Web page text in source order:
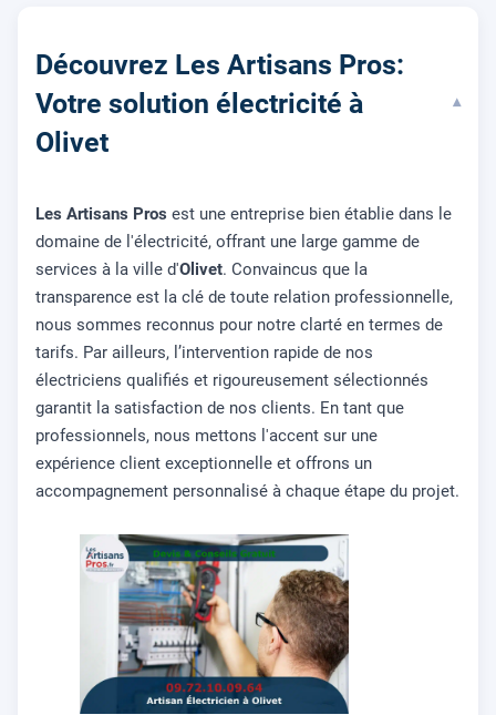
Découvrez Les Artisans Pros:
Votre solution électricité à
Olivet
▾
Les Artisans Pros est une entreprise bien établie dans le
domaine de l'électricité, offrant une large gamme de
services à la ville d'Olivet. Convaincus que la
transparence est la clé de toute relation professionnelle,
nous sommes reconnus pour notre clarté en termes de
tarifs. Par ailleurs, l’intervention rapide de nos
électriciens qualifiés et rigoureusement sélectionnés
garantit la satisfaction de nos clients. En tant que
professionnels, nous mettons l'accent sur une
expérience client exceptionnelle et offrons un
accompagnement personnalisé à chaque étape du projet.